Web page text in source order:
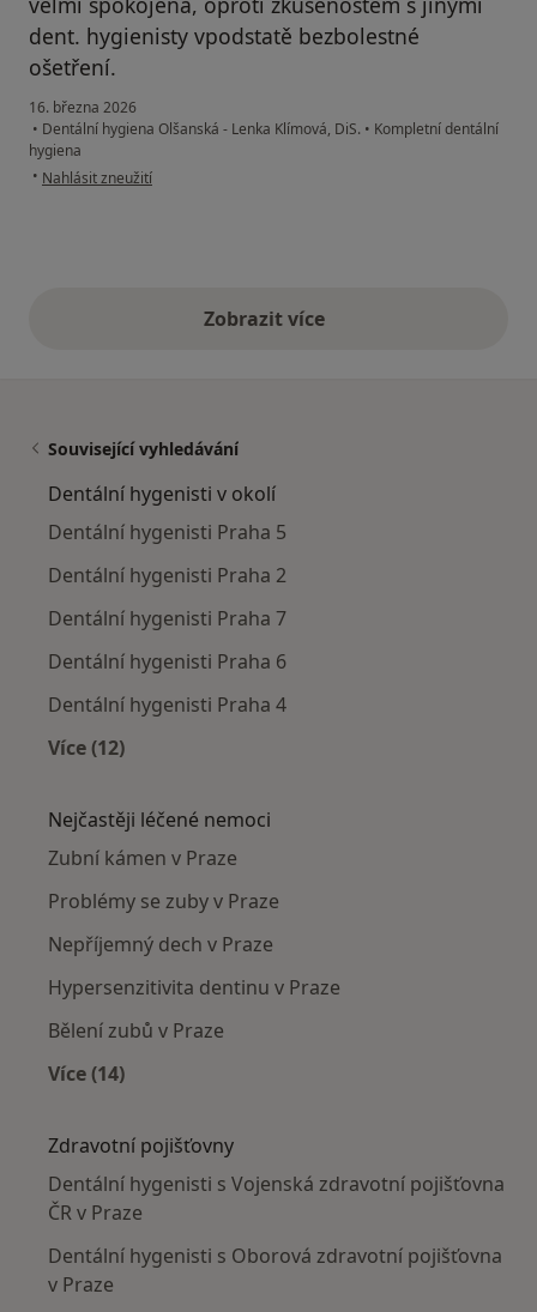
dent. hygienisty vpodstatě bezbolestné
ošetření.
16. března 2026
• Dentální hygiena Olšanská - Lenka Klímová, DiS. • Kompletní dentální
hygiena
• podle názoru uživatele Pavlína
Nahlásit zneužití
Zobrazit vícevýše uvedené názory
Související vyhledávání
Dentální hygenisti v okolí
Dentální hygenisti Praha 5
Dentální hygenisti Praha 2
Dentální hygenisti Praha 7
Dentální hygenisti Praha 6
Dentální hygenisti Praha 4
Více (12)
Nejčastěji léčené nemoci
Zubní kámen v Praze
Problémy se zuby v Praze
Nepříjemný dech v Praze
Hypersenzitivita dentinu v Praze
Bělení zubů v Praze
Více (14)
Zdravotní pojišťovny
Dentální hygenisti s Vojenská zdravotní pojišťovna
ČR v Praze
Dentální hygenisti s Oborová zdravotní pojišťovna
v Praze